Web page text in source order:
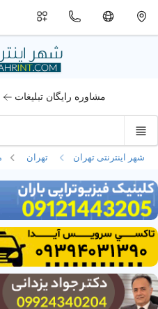
مشاوره رایگان تبلیغات
شهر اینترنتی تهران تهران